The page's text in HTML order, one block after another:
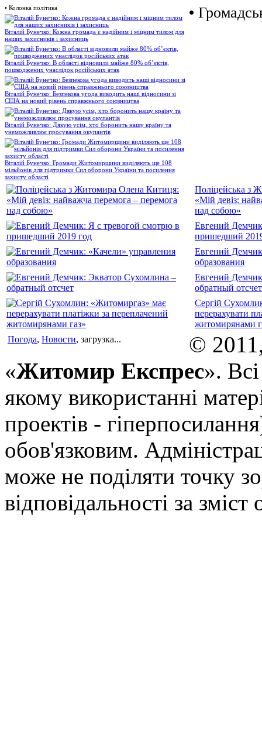
• Колонка політика
Віталій Бунечко: Кожна громада є надійним і міцним тилом для
наших захисників і захисниць
Віталій Бунечко: В області відновили майже 80% об’єктів,
пошкоджених унаслідок російських атак
Віталій Бунечко: Безпекова угода виводить наші відносини зі
США на новий рівень справжнього союзництва
Віталій Бунечко: Дякую усім, хто боронить нашу країну та
унеможливлює просування окупантів
Віталій Бунечко: Громади Житомирщини виділяють ще 108
мільйонів для підтримки Сил оборони України та посилення
захисту області
•
Поліцейська з
«Мій девіз:
над собою»
Евгений
пришедший
Евгений
образования
Евгений
обратный отсчет
Сергій
перерахувати
житомирянами
Погода, Новости, загрузка...
©
«Житомир Експрес».
якому використанні
проектів -
обов'язковим.
може не поділяти точку
відповідальності за